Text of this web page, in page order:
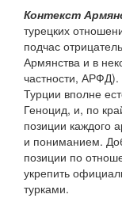
Контекст
турецких
подчас
Армянства и в
частности, АРФД).
Турции вполне
Геноцид, и, по
позиции каждого
и пониманием.
позиции по
укрепить
турками.